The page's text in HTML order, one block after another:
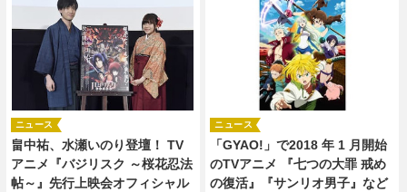
畠中祐、水瀬いのり登壇！ TV
アニメ『バジリスク ～桜花忍法
帖～』先行上映会オフィシャル
ニュース
「GYAO!」で2018 年 1 月開始
のTVアニメ 『七つの大罪 戒め
の復活』『サンリオ男子』など
ニュース